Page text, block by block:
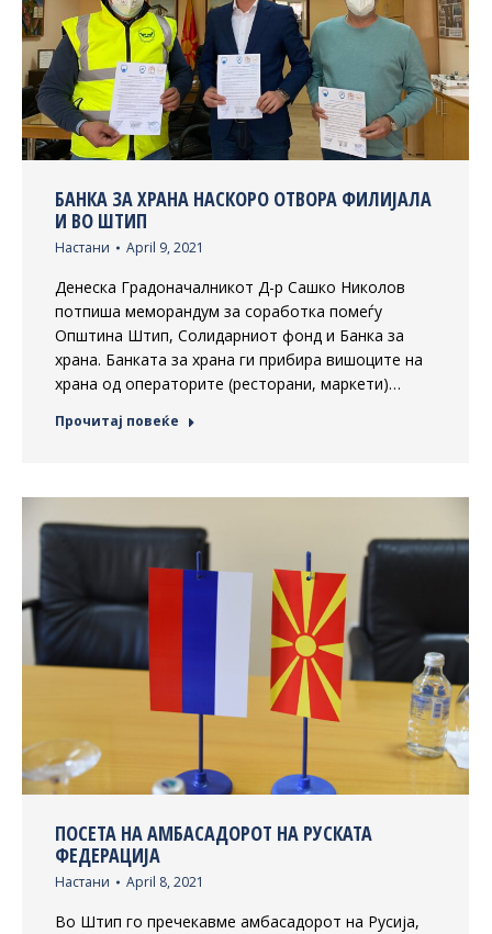
БАНКА ЗА ХРАНА НАСКОРО ОТВОРА ФИЛИЈАЛА
И ВО ШТИП
Настани April 9, 2021
Денеска Градоначалникот Д-р Сашко Николов
потпиша меморандум за соработка помеѓу
Општина Штип, Солидарниот фонд и Банка за
храна. Банката за храна ги прибира вишоците на
храна од операторите (ресторани, маркети)…
Прочитај повеќе
ПОСЕТА НА АМБАСАДОРОТ НА РУСКАТА
ФЕДЕРАЦИЈА
Настани April 8, 2021
Во Штип го пречекавме амбасадорот на Русија,